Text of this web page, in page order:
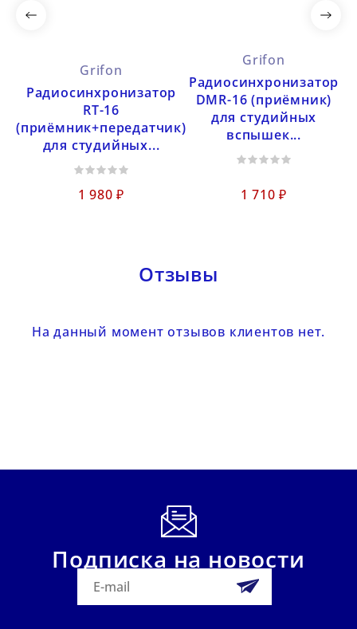
Grifon
Радиосинхронизатор
RT-16
(приёмник+передатчик)
для студийных...
1 980 ₽
Grifon
Радиосинхронизатор
DMR-16 (приёмник)
для студийных
вспышек...
1 710 ₽
Отзывы
На данный момент отзывов клиентов нет.
Подписка на новости